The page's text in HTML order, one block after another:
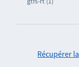
Récupérer